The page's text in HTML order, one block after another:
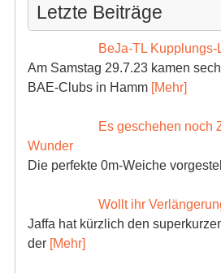
Letzte Beiträge
BeJa-TL Kupplungs-
Am Samstag 29.7.23 kamen
BAE-Clubs in Hamm [Mehr]
Es geschehen noch
Wunder
Die perfekte 0m-Weiche
Wollt ihr
Jaffa hat kürzlich den
der [Mehr]